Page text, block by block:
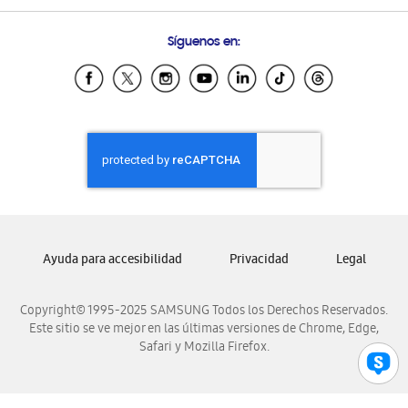
Samsung Ecuador
Samsung El Salvador
Samsung Honduras
Samsung Nicaragua
Samsung Panamá
Samsung Venezuela
Síguenos en:
Copyright© 1995-2025 SAMSUNG Todos los Derechos Reservados.
Este sitio se ve mejor en las últimas versiones de Chrome, Edge,
Safari y Mozilla Firefox.
Ayuda para accesibilidad Privacidad Legal